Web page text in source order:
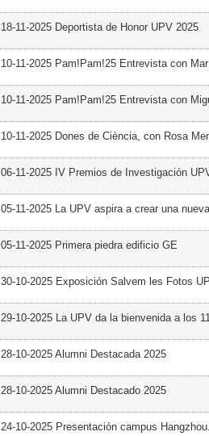
18-11-2025 Deportista de Honor UPV 2025
10-11-2025 Pam!Pam!25 Entrevista con
10-11-2025 Pam!Pam!25 Entrevista con
10-11-2025 Dones de Ciència, con Rosa
06-11-2025 IV Premios de Investigación
05-11-2025 La UPV aspira a crear una
05-11-2025 Primera piedra edificio GE
30-10-2025 Exposición Salvem les Fotos
29-10-2025 La UPV da la bienvenida a los
28-10-2025 Alumni Destacada 2025
28-10-2025 Alumni Destacado 2025
24-10-2025 Presentación campus